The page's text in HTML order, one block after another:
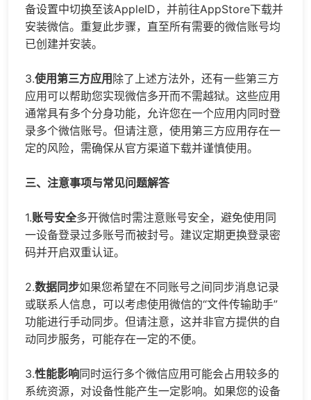
备设置中切换至该AppleID，并前往AppStore下载并
安装微信。重复此步骤，直至所有需要的微信账号均
已创建并安装。
3.使用第三方应用除了上述方法外，还有一些第三方
应用可以帮助您实现微信多开而不需越狱。这些应用
通常具有多个分身功能，允许您在一个应用内同时登
录多个微信账号。但请注意，使用第三方应用存在一
定的风险，需确保从官方渠道下载并谨慎使用。
三、注意事项与常见问题解答
1.账号安全多开微信时需注意账号安全，避免使用同
一设备登录过多账号而被封号。建议定期更换登录密
码并开启双重认证。
2.数据同步如果您希望在不同账号之间同步消息记录
或联系人信息，可以考虑使用微信的“文件传输助手”
功能进行手动同步。但请注意，这并非官方提供的自
动同步服务，可能存在一定的不便。
3.性能影响同时运行多个微信应用可能会占用较多的
系统资源，对设备性能产生一定影响。如果您的设备